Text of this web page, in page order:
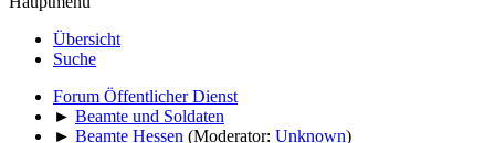
Übersicht
Suche
Forum Öffentlicher Dienst
► Beamte und Soldaten
► Beamte Hessen (Moderator: Unknown)